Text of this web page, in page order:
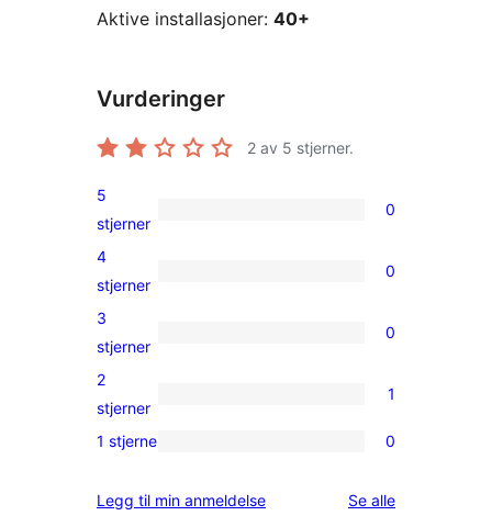
Aktive installasjoner: 40+
Vurderinger
2 av 5 stjerner.
0
5-
star
5
stjerner
0
0
4-
star
4
stjerner
0
0
3-
star
3
stjerner
0
1
2-
review
2
stjerner
1
0
star
1 stjerne 0
Legg til min anmeldelse Se alleomtalene